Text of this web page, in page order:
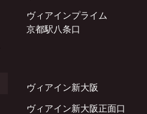
ヴィアインプライム
京都駅八条口
ヴィアイン新大阪
ヴィアイン新大阪正面口